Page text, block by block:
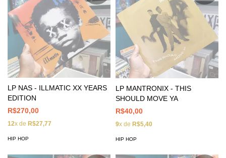
LP NAS - ILLMATIC XX YEARS
EDITION
R$270,00
12x de R$27,77
HIP HOP
LP MANTRONIX - THIS
SHOULD MOVE YA
R$40,00
9x de R$5,40
HIP HOP